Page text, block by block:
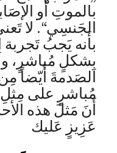
بالموتِ أو
الجَنسِي“. لا
بأَنه يَجبُ
بِشكلٍ مُباشرٍ،
الصَدمةَ أَيّضاً
مُباشرٍ على مِثلِ
أَنَ مَثلَ هذه
عَزِيزٍ عَليك